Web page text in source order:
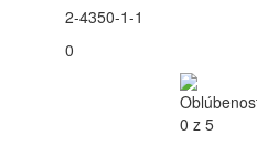
2-4350-1-1
0